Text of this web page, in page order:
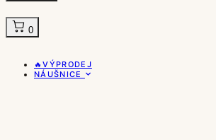
0
🔥VÝPRODEJ
NÁUŠNICE